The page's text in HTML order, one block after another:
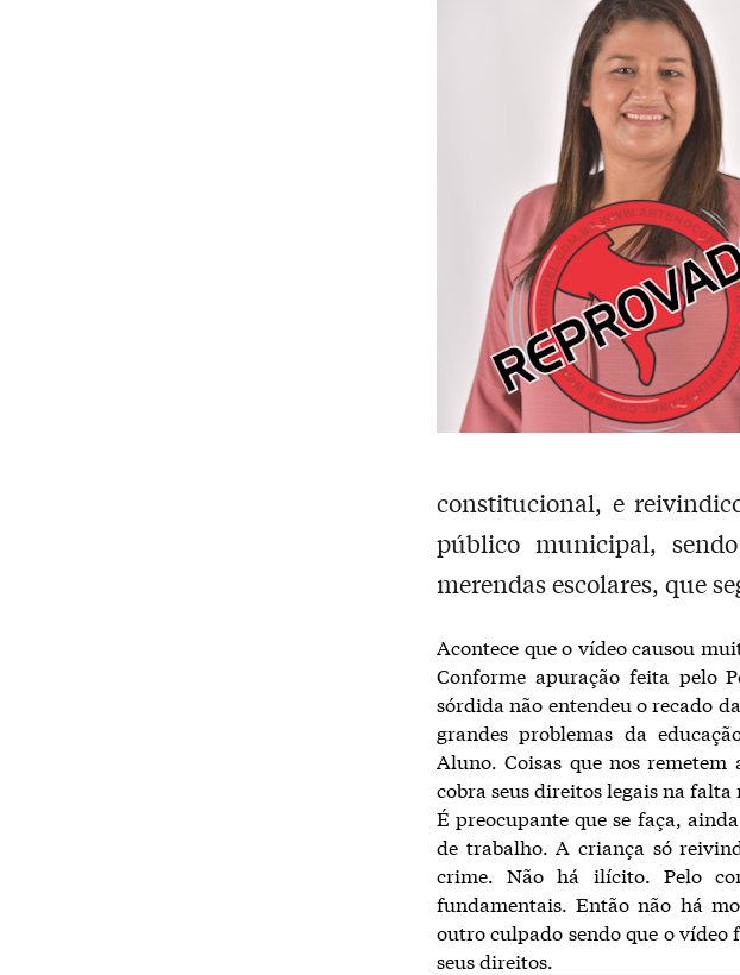
constitucional, e
público municipal,
merendas escolares, que
Acontece que o vídeo causou
Conforme apuração feita pelo
sórdida não entendeu o recado
grandes problemas da
Aluno. Coisas que nos
cobra seus direitos legais na
É preocupante que se faça,
de trabalho. A criança só
crime. Não há ilícito. Pelo
fundamentais. Então não há
outro culpado sendo que o
seus direitos.